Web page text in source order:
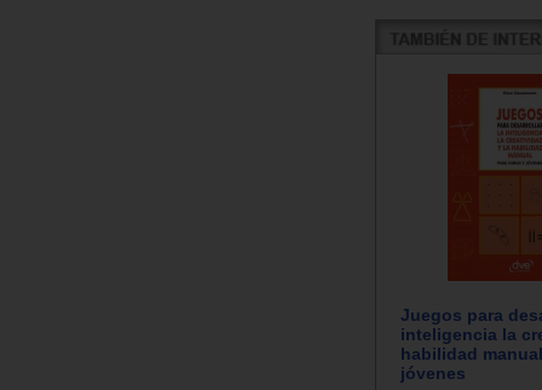
Juegos para
inteligencia la
habilidad
jóvenes